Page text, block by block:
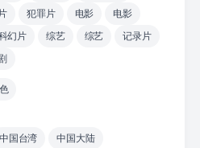
犯罪片 电影
电影
幻片 综艺 综艺
记录片
中国台湾
中国大陆